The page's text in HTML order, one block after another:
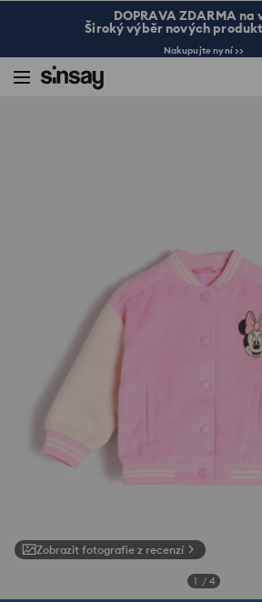
DOPRAVA ZDARMA na
Široký výběr nových
Nakupujte nyní >>
Zobrazit fotografie z recenzí
1 / 4